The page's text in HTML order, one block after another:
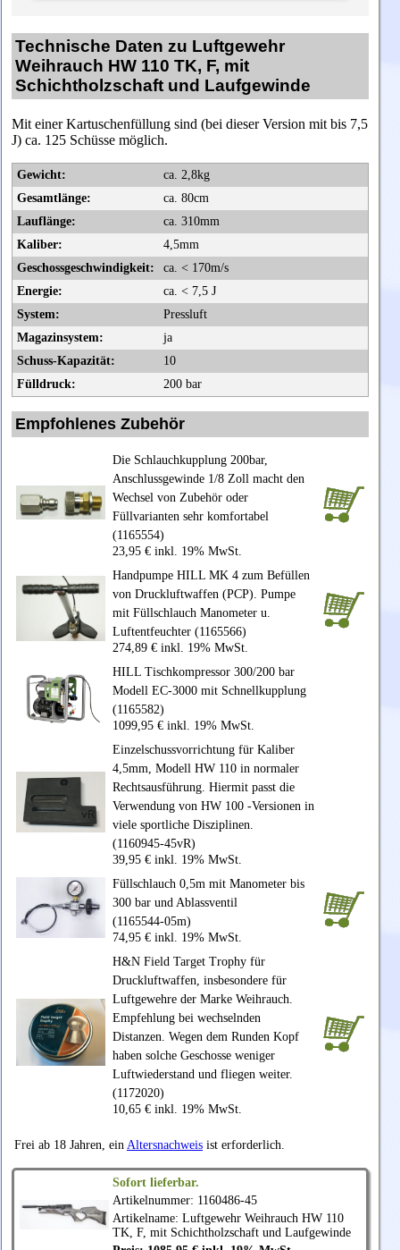
Technische Daten zu Luftgewehr
Weihrauch HW 110 TK, F, mit
Schichtholzschaft und Laufgewinde
Mit einer Kartuschenfüllung sind (bei dieser Version mit bis 7,5
J) ca. 125 Schüsse möglich.
Gewicht:
ca. 2,8kg
Gesamtlänge:
ca. 80cm
Lauflänge:
ca. 310mm
Kaliber:
4,5mm
Geschossgeschwindigkeit:
ca. < 170m/s
Energie:
ca. < 7,5 J
System:
Pressluft
Magazinsystem:
ja
Schuss-Kapazität:
10
Fülldruck:
200 bar
Empfohlenes Zubehör
Die Schlauchkupplung 200bar,
Anschlussgewinde 1/8 Zoll macht den
Wechsel von Zubehör oder
Füllvarianten sehr komfortabel
(1165554)
23,95 € inkl. 19% MwSt.
Handpumpe HILL MK 4 zum Befüllen
von Druckluftwaffen (PCP). Pumpe
mit Füllschlauch Manometer u.
Luftentfeuchter (1165566)
274,89 € inkl. 19% MwSt.
HILL Tischkompressor 300/200 bar
Modell EC-3000 mit Schnellkupplung
(1165582)
1099,95 € inkl. 19% MwSt.
Einzelschussvorrichtung für Kaliber
4,5mm, Modell HW 110 in normaler
Rechtsausführung. Hiermit passt die
Verwendung von HW 100 -Versionen in
viele sportliche Disziplinen.
(1160945-45vR)
39,95 € inkl. 19% MwSt.
Füllschlauch 0,5m mit Manometer bis
300 bar und Ablassventil
(1165544-05m)
74,95 € inkl. 19% MwSt.
H&N Field Target Trophy für
Druckluftwaffen, insbesondere für
Luftgewehre der Marke Weihrauch.
Empfehlung bei wechselnden
Distanzen. Wegen dem Runden Kopf
haben solche Geschosse weniger
Luftwiederstand und fliegen weiter.
(1172020)
10,65 € inkl. 19% MwSt.
Frei ab 18 Jahren, ein Altersnachweis ist erforderlich.
Sofort lieferbar.
Artikelnummer: 1160486-45
Artikelname: Luftgewehr Weihrauch HW 110
TK, F, mit Schichtholzschaft und Laufgewinde